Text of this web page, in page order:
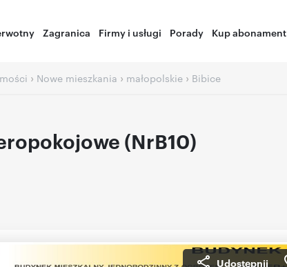
Zagranica Firmy i usługi Porady Kup abonament
› Nowe mieszkania › małopolskie › Bibice
(NrB10)
Udostępnij